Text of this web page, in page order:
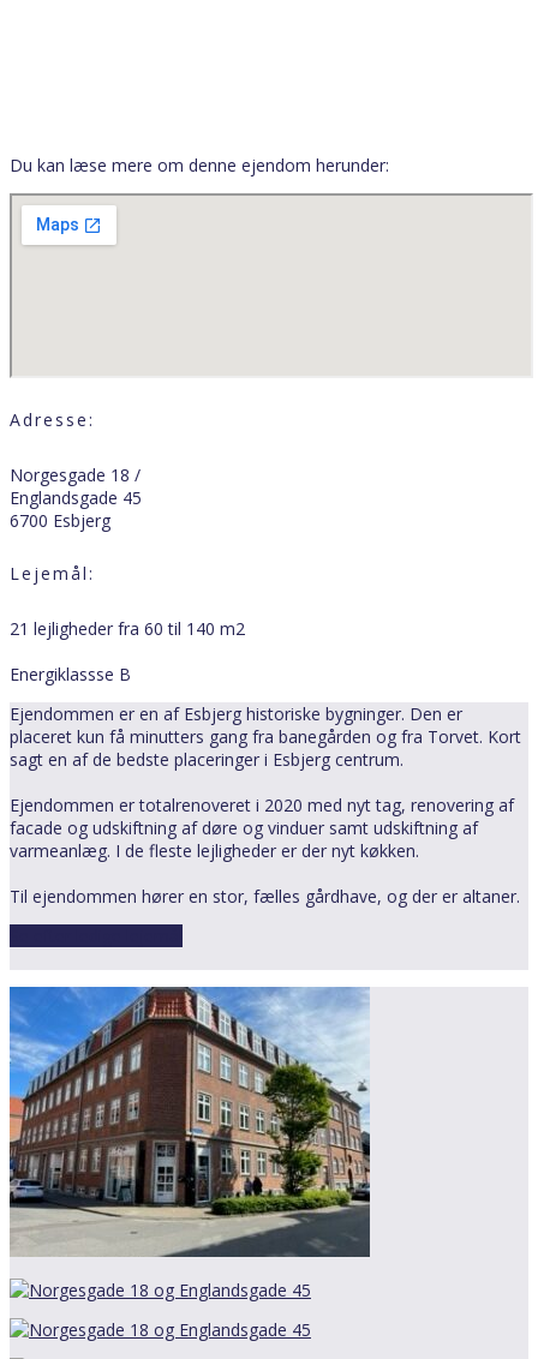
Du kan læse mere om denne ejendom herunder:
Adresse:
Norgesgade 18 /
Englandsgade 45
6700 Esbjerg
Lejemål:
21 lejligheder fra 60 til 140 m2
Energiklassse B
Ejendommen er en af Esbjerg historiske bygninger. Den er
placeret kun få minutters gang fra banegården og fra Torvet. Kort
sagt en af de bedste placeringer i Esbjerg centrum.
Ejendommen er totalrenoveret i 2020 med nyt tag, renovering af
facade og udskiftning af døre og vinduer samt udskiftning af
varmeanlæg. I de fleste lejligheder er der nyt køkken.
Til ejendommen hører en stor, fælles gårdhave, og der er altaner.